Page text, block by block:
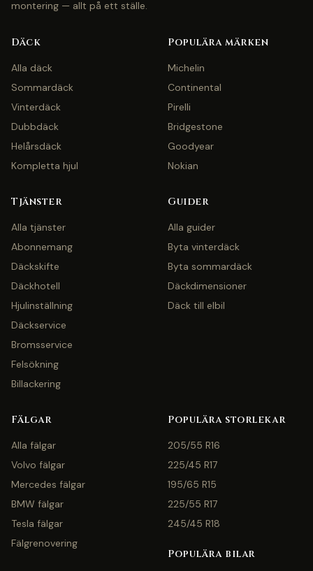
montering — allt på ett ställe.
Däck
Alla däck
Sommardäck
Vinterdäck
Dubbdäck
Helårsdäck
Kompletta hjul
Populära märken
Michelin
Continental
Pirelli
Bridgestone
Goodyear
Nokian
Tjänster
Alla tjänster
Abonnemang
Däckskifte
Däckhotell
Hjulinställning
Däckservice
Bromsservice
Felsökning
Billackering
Guider
Alla guider
Byta vinterdäck
Byta sommardäck
Däckdimensioner
Däck till elbil
Fälgar
Alla fälgar
Volvo fälgar
Mercedes fälgar
BMW fälgar
Tesla fälgar
Fälgrenovering
Populära storlekar
205/55 R16
225/45 R17
195/65 R15
225/55 R17
245/45 R18
Populära bilar